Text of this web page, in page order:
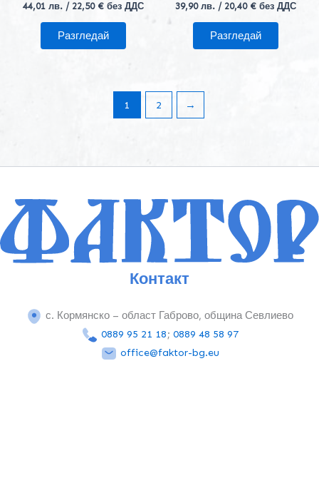
44,01 лв. / 22,50 € без ДДС
Разгледай
39,90 лв. / 20,40 € без ДДС
Разгледай
1 2 →
Контакт
с. Кормянско – област Габрово, община Севлиево
0889 95 21 18; 0889 48 58 97
office@faktor-bg.eu